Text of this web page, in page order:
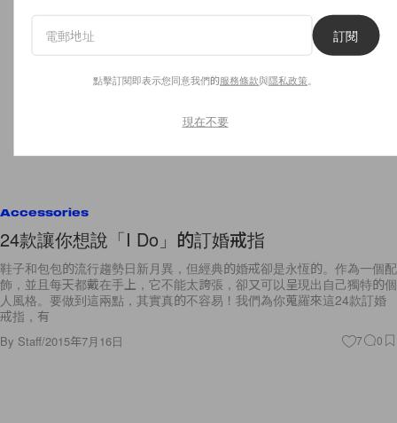
Accessories
24款讓你想說「I Do」的訂婚戒指
鞋子和包包的流行趨勢日新月異，但經典的婚戒卻是永恆的。作為一個配
飾，並且每天都戴在手上，它不能太誇張，卻又可以呈現出自己獨特的個
人風格。要做到這兩點，其實真的不容易！我們為你蒐羅來這24款訂婚
戒指，有
By Staff/2015年7月16日 7 0
訂閱
點擊訂閱即表示您同意我們的服務條款與隱私政策
現在不要